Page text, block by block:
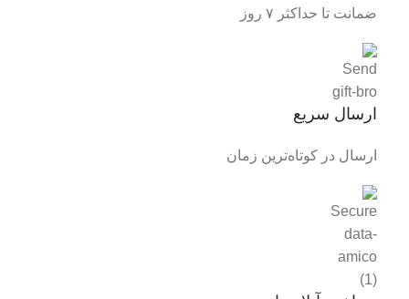
ارسال سریع
ارسال در کوتاه‌ترین زمان
ضمانت تا حداکثر ۷ روز